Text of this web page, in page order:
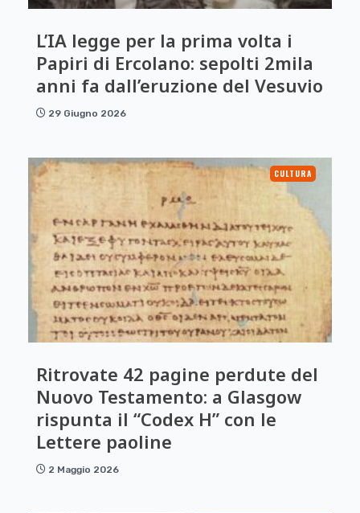
L’IA legge per la prima volta i
Papiri di Ercolano: sepolti 2mila
anni fa dall’eruzione del Vesuvio
29 Giugno 2026
CULTURA
Ritrovate 42 pagine perdute del
Nuovo Testamento: a Glasgow
rispunta il “Codex H” con le
Lettere paoline
2 Maggio 2026